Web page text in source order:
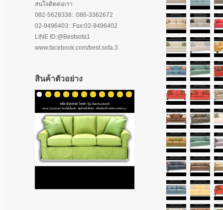
สนใจติดต่อเรา
082-5628338: :086-3362672
02-9496403: :Fax:02-9496402
LINE ID:@Bestsofa1
www.facebook.com/best.sofa.3
สินค้าตัวอย่าง